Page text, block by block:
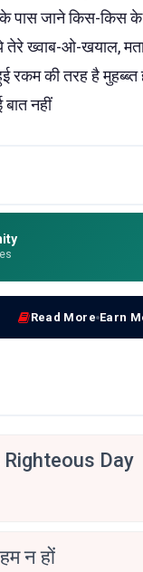
पास जाने किस-किस
तेरे ख्वाब-ओ-खयाल,
रकम की तरह है
नहीं
Read More Earn
Righteous Day
न हों